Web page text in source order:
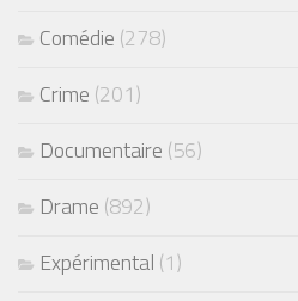
Comédie (278)
Crime (201)
Documentaire (56)
Drame (892)
Expérimental (1)